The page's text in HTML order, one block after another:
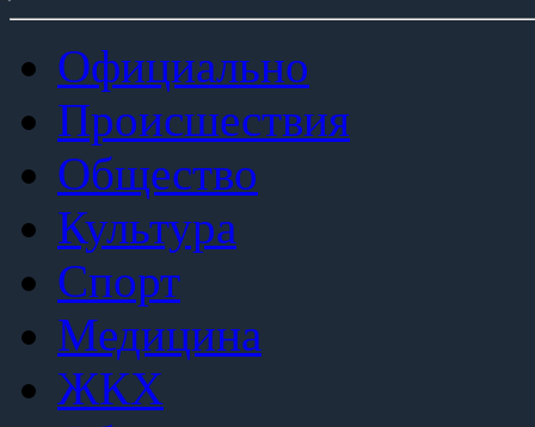
Официально
Происшествия
Общество
Культура
Спорт
Медицина
ЖКХ